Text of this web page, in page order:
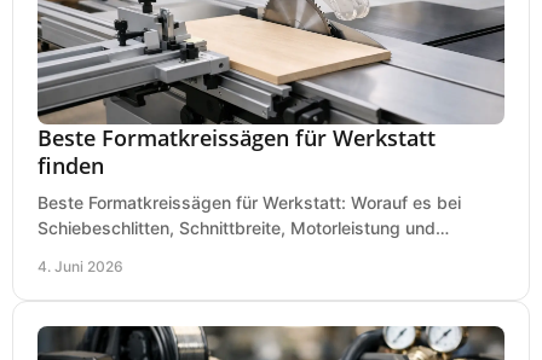
Beste Formatkreissägen für Werkstatt
finden
Beste Formatkreissägen für Werkstatt: Worauf es bei
Schiebeschlitten, Schnittbreite, Motorleistung und
4. Juni 2026